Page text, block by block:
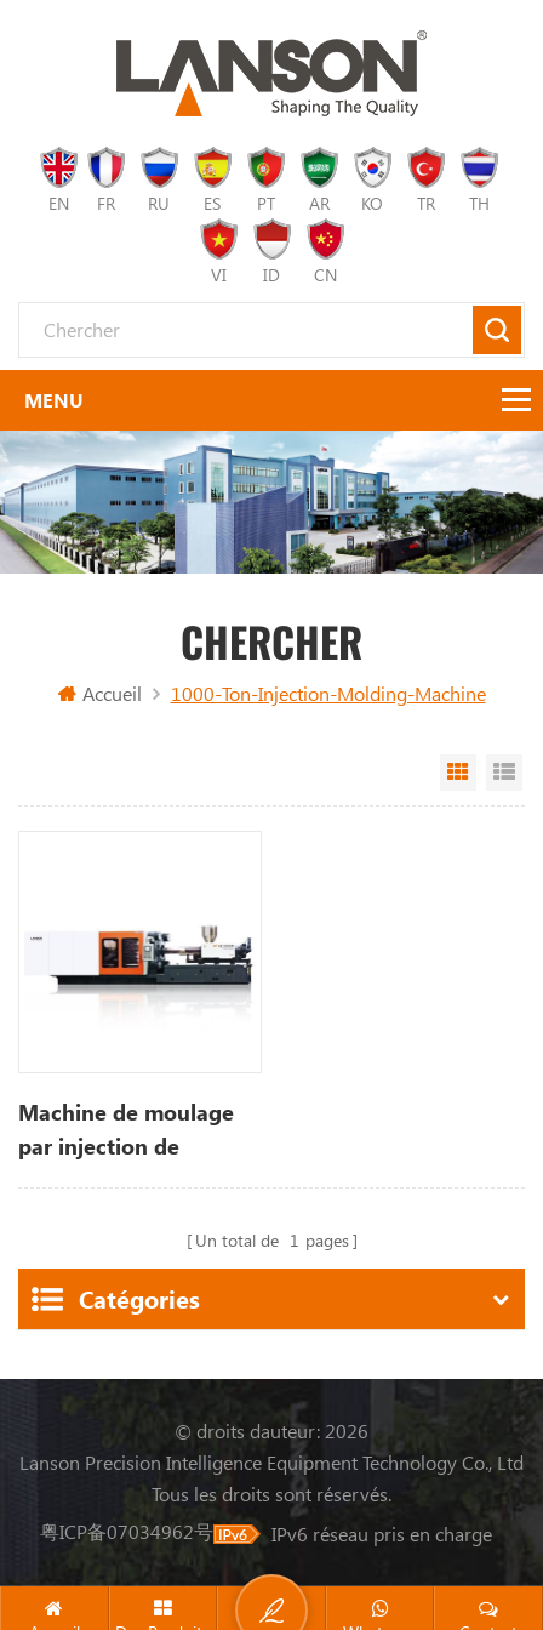
EN FR RU ES PT AR KO TR TH
VI ID CN
CHERCHER
Accueil 1000-Ton-Injection-Molding-Machine
Grid
Machine de moulage
par injection de
plastique de moteur de
Un total de 1 pages
Catégories
© droits dauteur: 2026
Lanson Precision Intelligence Equipment Technology Co., Ltd
Tous les droits sont réservés.
粤ICP备07034962号
IPv6 réseau pris en charge